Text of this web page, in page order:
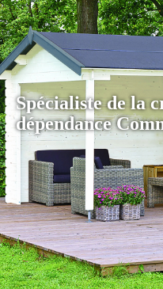
Spécialiste de la
dépendance